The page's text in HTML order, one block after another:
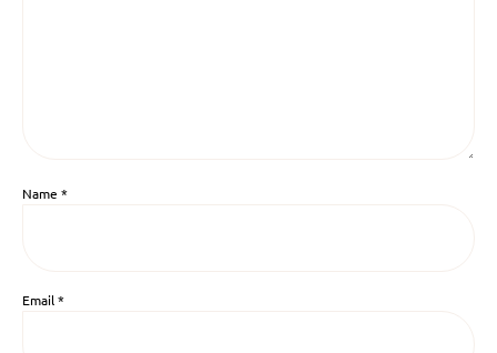
Name *
Email*